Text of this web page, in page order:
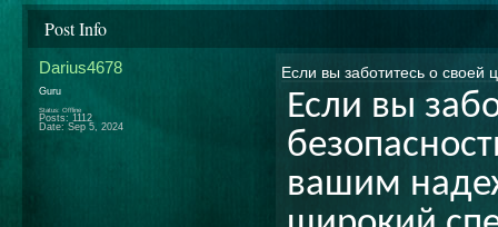
Post Info
Darius4678
Guru
Status: Offline
Posts: 1112
Date: Sep 5, 2024
Если вы заботитесь о своей
Если вы
вашим